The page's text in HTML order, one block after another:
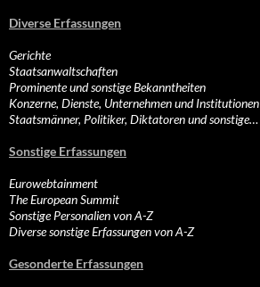
Diverse Erfassungen
Gerichte
Staatsanwaltschaften
Prominente und sonstige Bekanntheiten
Konzerne, Dienste, Unternehmen und Institutionen
Staatsmänner, Politiker, Diktatoren und sonstige…
Sonstige Erfassungen
Eurowebtainment
The European Summit
Sonstige Personalien von A-Z
Diverse sonstige Erfassungen von A-Z
Gesonderte Erfassungen